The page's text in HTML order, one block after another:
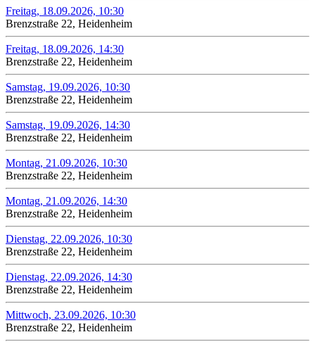
Freitag, 18.09.2026, 10:30
Brenzstraße 22, Heidenheim
Freitag, 18.09.2026, 14:30
Brenzstraße 22, Heidenheim
Samstag, 19.09.2026, 10:30
Brenzstraße 22, Heidenheim
Samstag, 19.09.2026, 14:30
Brenzstraße 22, Heidenheim
Montag, 21.09.2026, 10:30
Brenzstraße 22, Heidenheim
Montag, 21.09.2026, 14:30
Brenzstraße 22, Heidenheim
Dienstag, 22.09.2026, 10:30
Brenzstraße 22, Heidenheim
Dienstag, 22.09.2026, 14:30
Brenzstraße 22, Heidenheim
Mittwoch, 23.09.2026, 10:30
Brenzstraße 22, Heidenheim